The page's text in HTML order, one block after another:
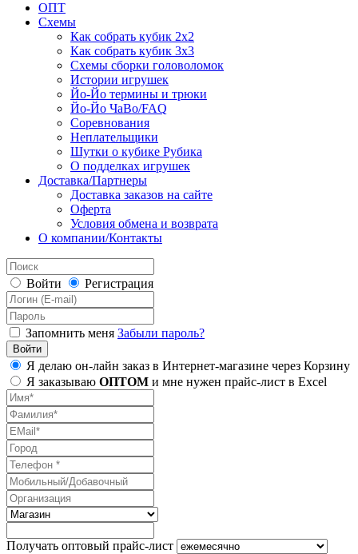
ОПТ
Схемы
Как собрать кубик 2х2
Как собрать кубик 3х3
Схемы сборки головоломок
Истории игрушек
Йо-Йо термины и трюки
Йо-Йо ЧаВо/FAQ
Соревнования
Неплательщики
Шутки о кубике Рубика
О подделках игрушек
Доставка/Партнеры
Доставка заказов на сайте
Оферта
Условия обмена и возврата
О компании/Контакты
Войти Регистрация
Запомнить меня Забыли пароль?
Я делаю он-лайн заказ в Интернет-магазине через Корзину
Я заказываю ОПТОМ и мне нужен прайс-лист в Excel
Получать оптовый прайс-лист